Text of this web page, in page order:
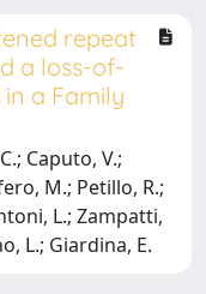
repeat
a loss-of-
a Family
Caputo, V.;
M.; Petillo, R.;
L.; Zampatti,
L.; Giardina, E.